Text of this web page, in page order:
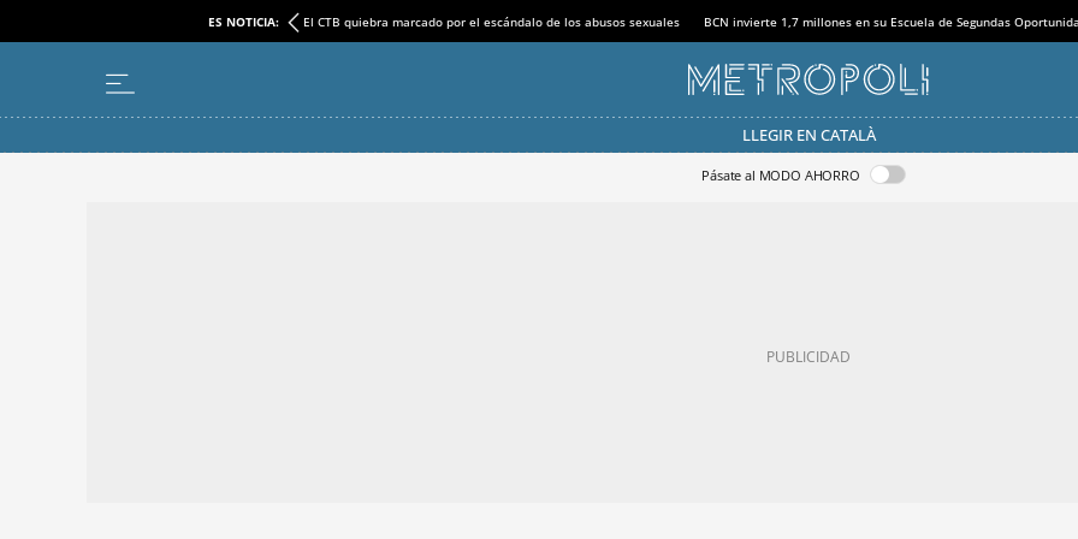
ES NOTICIA: El CTB quiebra marcado por el escándalo de los abusos sexuales BCN invierte 1,7 millones en su Escuela de Segundas
LLEGIR EN CATALÀ
Pásate al MODO AHORRO